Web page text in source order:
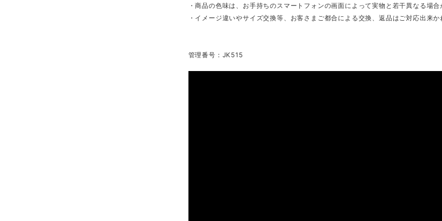
・商品の色味は、お手持ちのスマートフォンの画面によって実物と若干異なる場合
・イメージ違いやサイズ交換等、お客さまご都合による交換、返品はご対応出来か
管理番号：JK515